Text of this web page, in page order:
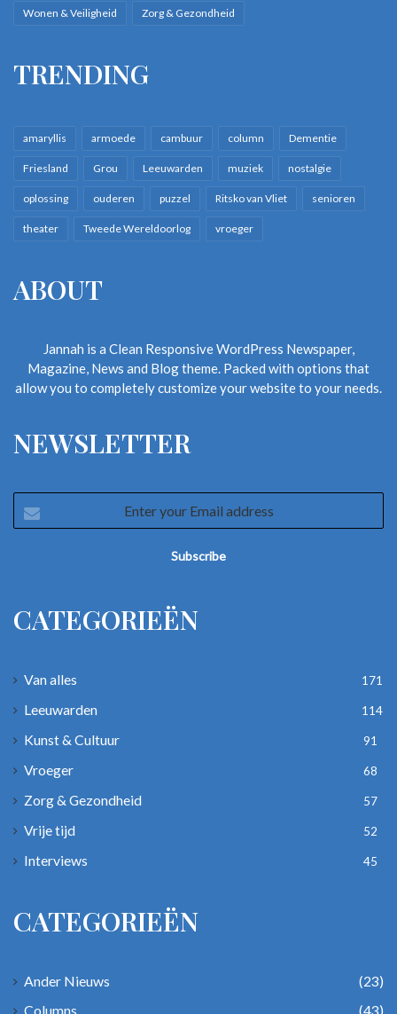
Wonen & Veiligheid Zorg & Gezondheid
TRENDING
amaryllis armoede cambuur column Dementie
Friesland Grou Leeuwarden muziek nostalgie
oplossing ouderen puzzel Ritsko van Vliet senioren
theater Tweede Wereldoorlog vroeger
ABOUT
Jannah is a Clean Responsive WordPress Newspaper,
Magazine, News and Blog theme. Packed with options that
allow you to completely customize your website to your needs.
NEWSLETTER
your
CATEGORIEËN
Van alles 171
Leeuwarden 114
Kunst & Cultuur 91
Vroeger 68
Zorg & Gezondheid 57
Vrije tijd 52
Interviews 45
CATEGORIEËN
Ander Nieuws
(23)
Columns
(43)